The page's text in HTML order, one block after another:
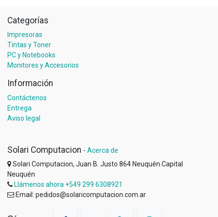
Categorías
Impresoras
Tintas y Toner
PC y Notebooks
Monitores y Accesorios
Información
Contáctenos
Entrega
Aviso legal
Solari Computacion - Acerca de
Solari Computacion, Juan B. Justo 864 Neuquén Capital
Neuquén
Llámenos ahora +549 299 6308921
Email: pedidos@solaricomputacion.com.ar